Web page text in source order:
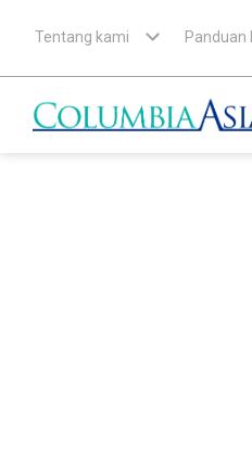
Tentang kami Panduan